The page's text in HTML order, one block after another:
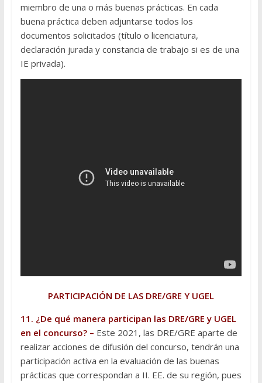
miembro de una o más buenas prácticas. En cada
buena práctica deben adjuntarse todos los
documentos solicitados (título o licenciatura,
declaración jurada y constancia de trabajo si es de una
IE privada).
PARTICIPACIÓN DE LAS DRE/GRE Y UGEL
11. ¿De qué manera participan las DRE/GRE y UGEL
en el concurso? – Este 2021, las DRE/GRE aparte de
realizar acciones de difusión del concurso, tendrán una
participación activa en la evaluación de las buenas
prácticas que correspondan a II. EE. de su región, pues